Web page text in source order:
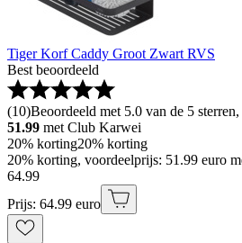
Tiger Korf Caddy Groot Zwart RVS
Best beoordeeld
(10)Beoordeeld met 5.0 van de 5
51.99 met Club Karwei
20% korting20% korting
20% korting, voordeelprijs: 51.99 euro
64.99
Prijs: 64.99 euro